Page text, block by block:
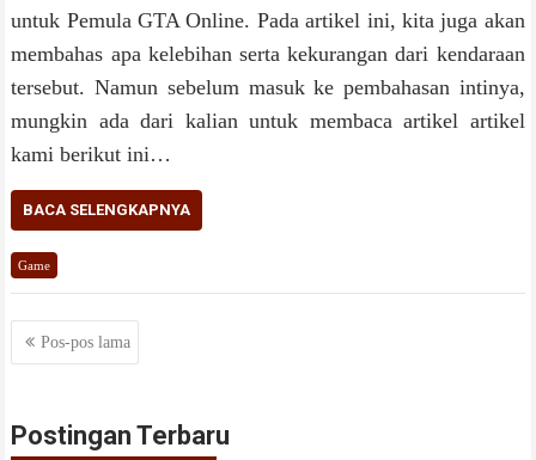
untuk Pemula GTA Online. Pada artikel ini, kita juga akan
membahas apa kelebihan serta kekurangan dari kendaraan
tersebut. Namun sebelum masuk ke pembahasan intinya,
mungkin ada dari kalian untuk membaca artikel artikel
kami berikut ini…
BACA SELENGKAPNYA
Game
Navigasi
Pos-pos lama
Postingan Terbaru